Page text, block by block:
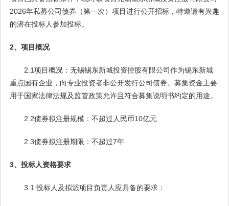
2026年私募公司债券（第一次）项目进行公开招标，特邀请有兴趣
的潜在投标人参加投标。
2、项目概况
2.1项目概况：无锡锡东新城投资控股有限公司作为锡东新城
重点国有企业，向专业投资者非公开发行公司债券。募集资金主要
用于国家法律法规及监管政策允许且符合募集说明书约定的用途。
2.2债券拟注册规模：不超过人民币10亿元
2.3债券拟注册期限：不超过7年
3、投标人资格要求
3.1 投标人及拟派项目负责人应具备的要求：